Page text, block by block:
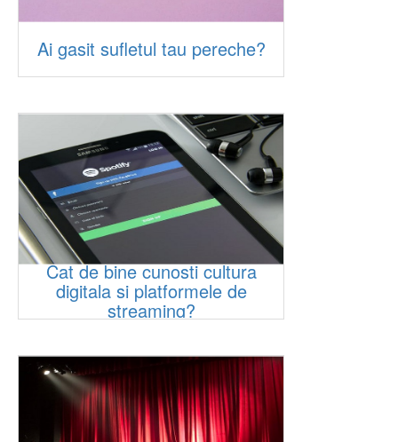
Ai gasit sufletul tau pereche?
Cat de bine cunosti cultura
digitala si platformele de
streaming?